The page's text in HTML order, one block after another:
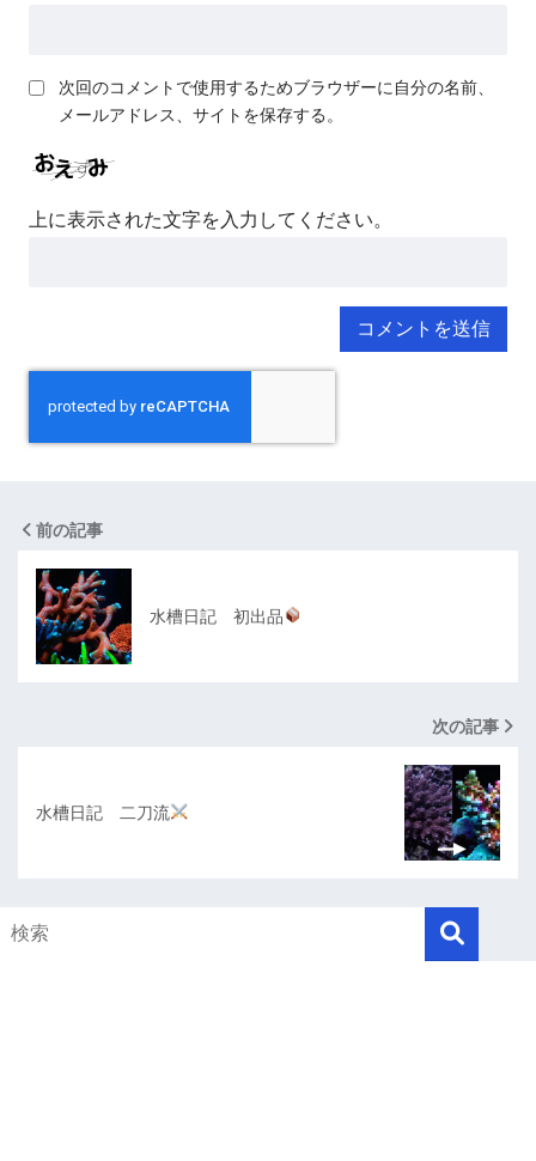
次回のコメントで使用するためブラウザーに自分の名前、
メールアドレス、サイトを保存する。
上に表示された文字を入力してください。
前の記事
水槽日記 初出品
次の記事
水槽日記 二刀流